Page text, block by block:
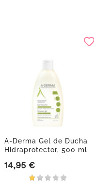
A-Derma Gel de Ducha
Hidraprotector, 500 ml
Precio
14,95 €